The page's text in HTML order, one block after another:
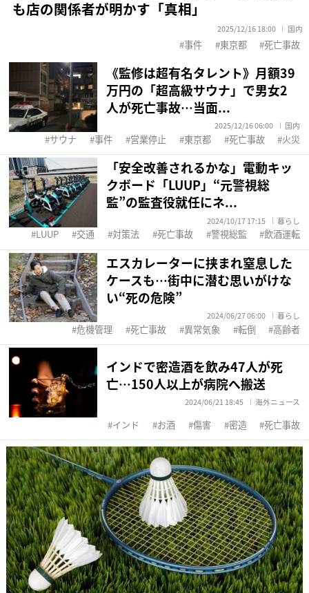
も店の関係者が明かす「真相」
2025/12/16 18:00 国内
事件 東京都 死亡事故
《監修は超有名タレント》月額39
万円の「超高級サウナ」で男女2
人が死亡事故…当面...
2025/12/16 06:00 国内
サウナ 事件 営業停止 東京都 死亡事故 火災
「安全改善されるかな」電動キッ
クボード「LUUP」“元警視総
監”の監査役就任にネ...
2024/10/17 17:15 暮らし
LUUP 交通 対策法 死亡事故 警視総監 飲酒運転
エスカレーターに挟まれ窒息した
ケースも…街中に潜む思いがけな
い“死の危険”
2024/06/27 06:00 暮らし
危機管理 死亡事故 異常気象 転倒 高齢者
インドで密造酒を飲み47人が死
亡…150人以上が病院へ搬送
2024/06/21 18:45 海外ニュース
インド お酒 傷害 密造 死亡事故